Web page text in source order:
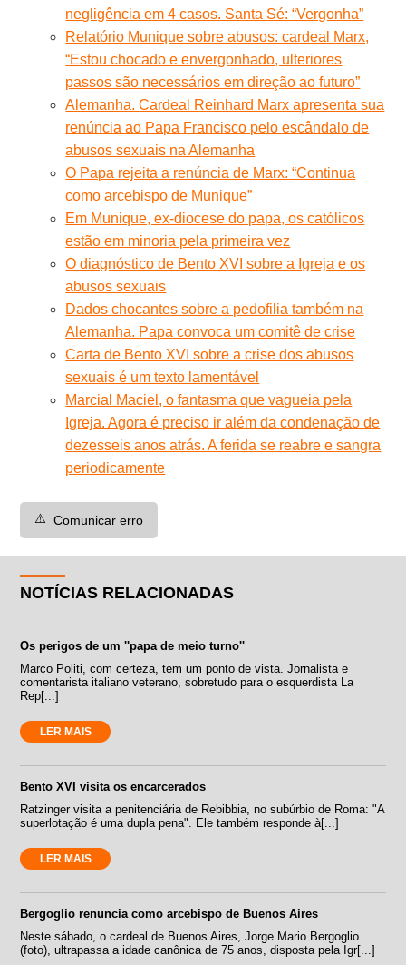
negligência em 4 casos. Santa Sé: “Vergonha”
Relatório Munique sobre abusos: cardeal Marx,
“Estou chocado e envergonhado, ulteriores
passos são necessários em direção ao futuro”
Alemanha. Cardeal Reinhard Marx apresenta sua
renúncia ao Papa Francisco pelo escândalo de
abusos sexuais na Alemanha
O Papa rejeita a renúncia de Marx: “Continua
como arcebispo de Munique”
Em Munique, ex-diocese do papa, os católicos
estão em minoria pela primeira vez
O diagnóstico de Bento XVI sobre a Igreja e os
abusos sexuais
Dados chocantes sobre a pedofilia também na
Alemanha. Papa convoca um comitê de crise
Carta de Bento XVI sobre a crise dos abusos
sexuais é um texto lamentável
Marcial Maciel, o fantasma que vagueia pela
Igreja. Agora é preciso ir além da condenação de
dezesseis anos atrás. A ferida se reabre e sangra
periodicamente
⚠️ Comunicar erro
NOTÍCIAS RELACIONADAS
Os perigos de um ''papa de meio turno''
Marco Politi, com certeza, tem um ponto de vista. Jornalista e
comentarista italiano veterano, sobretudo para o esquerdista La
Rep[...]
LER MAIS
Bento XVI visita os encarcerados
Ratzinger visita a penitenciária de Rebibbia, no subúrbio de Roma: "A
superlotação é uma dupla pena". Ele também responde à[...]
LER MAIS
Bergoglio renuncia como arcebispo de Buenos Aires
Neste sábado, o cardeal de Buenos Aires, Jorge Mario Bergoglio
(foto), ultrapassa a idade canônica de 75 anos, disposta pela Igr[...]